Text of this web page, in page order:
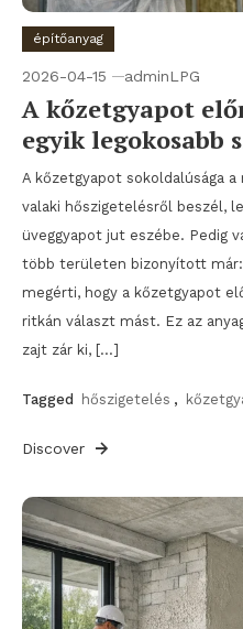
építőanyag
2026-04-15 adminLPG
A kőzetgyapot
egyik legokosabb
A kőzetgyapot sokoldalúsága
valaki hőszigetelésről beszél,
üveggyapot jut eszébe. Pedig
több területen bizonyított már:
megérti, hogy a kőzetgyapot
ritkán választ mást. Ez az
zajt zár ki, […]
Tagged hőszigetelés ,
Discover